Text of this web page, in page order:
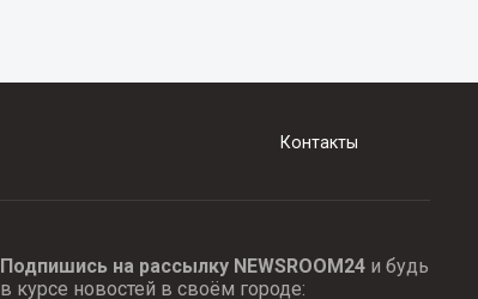
Контакты
Подпишись на рассылку NEWSROOM24и будь
в курсе новостей в своём городе: